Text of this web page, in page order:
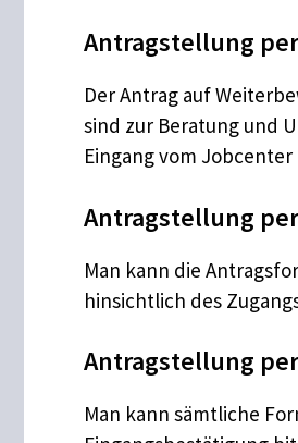
Antragstellung
Der Antrag auf
sind zur Beratung und
Eingang vom
Antragstellung
Man kann die
hinsichtlich des
Antragstellung
Man kann sämtliche